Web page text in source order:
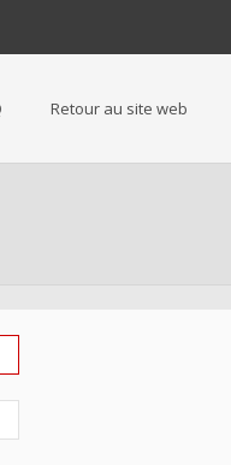
Retour au site web